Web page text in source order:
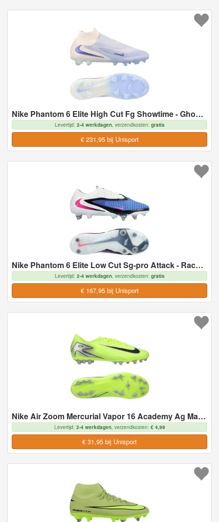
Nike Phantom 6 Elite High Cut Fg Showtime - Ghost/oranje - Natuurgras (Fg), maat 44
Levertijd: 2-4 werkdagen, verzendkosten: gratis
€ 231,95 bij Unisport
Nike Phantom 6 Elite Low Cut Sg-pro Attack - Racer Blue/roze/wit - Soft Ground (Sg), maat 39
Levertijd: 2-4 werkdagen, verzendkosten: gratis
€ 167,95 bij Unisport
Nike Air Zoom Mercurial Vapor 16 Academy Ag Mad Voltage - Neon/zwart - Kunstgras (Ag), maat 44
Levertijd: 2-4 werkdagen, verzendkosten: € 4,99
€ 31,95 bij Unisport